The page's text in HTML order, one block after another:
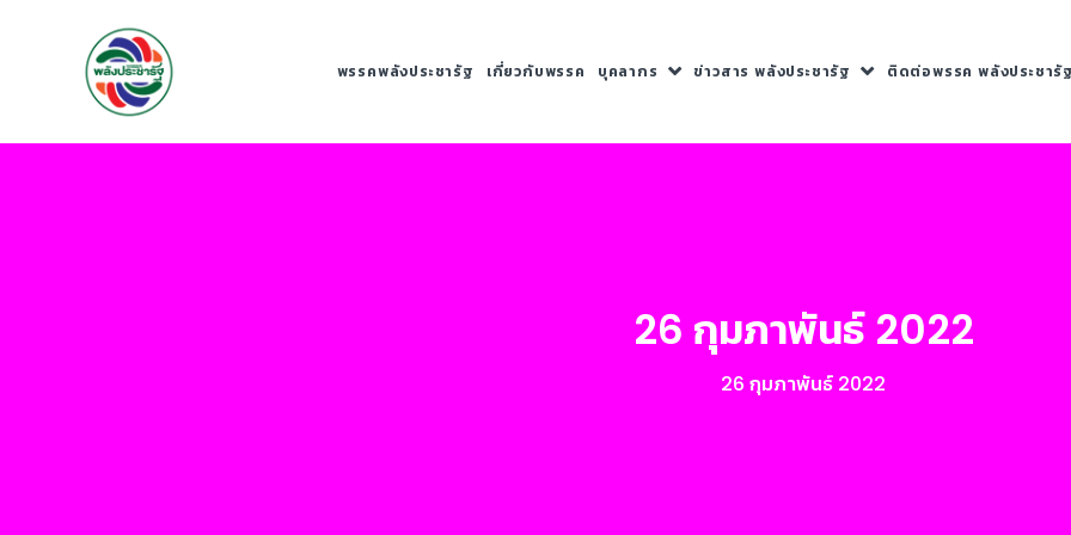
พรรคพลังประชารัฐ เกี่ยวกับพรรค บุคลากร ข่าวสาร พลังประชารัฐ ติดต่อพรรค พลังประชารัฐ
26 กุมภาพันธ์ 2022
26 กุมภาพันธ์ 2022